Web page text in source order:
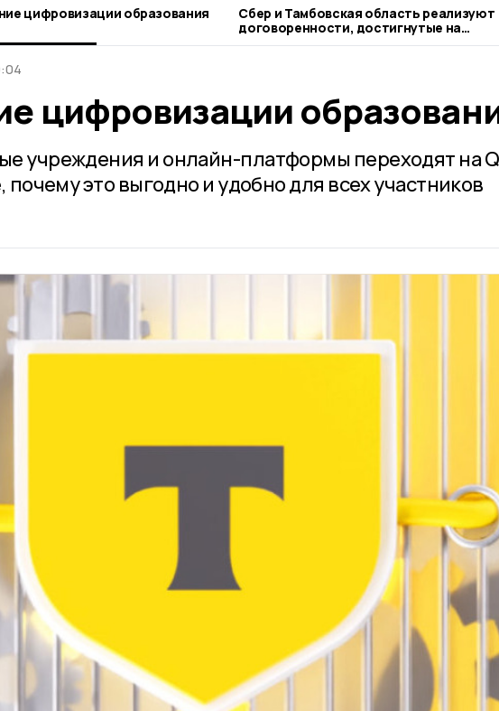
цифровизации образования
Сбер и Тамбовская область реализуют
договоренности, достигнутые на
ПМЭФ-2026
цифровизации
учреждения и онлайн-платформы переходят на
почему это выгодно и удобно для всех участников